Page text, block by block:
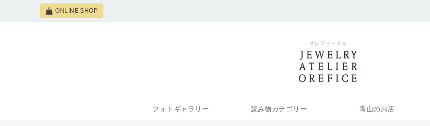
ONLINE SHOP
オレフィーチェ
フォトギャラリー 読み物カテゴリー 青山のお店